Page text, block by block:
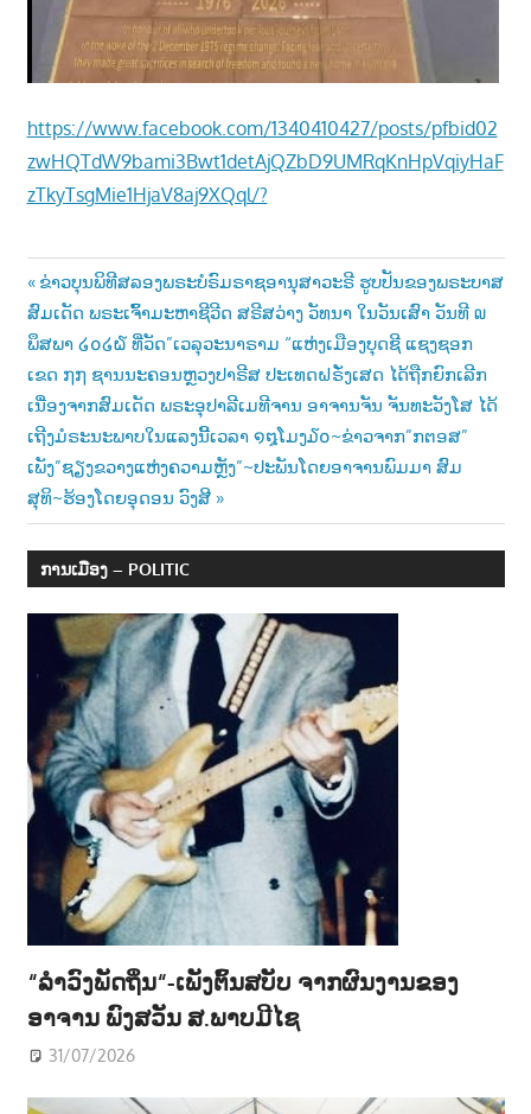
https://www.facebook.com/1340410427/posts/pfbid02
zwHQTdW9bami3Bwt1detAjQZbD9UMRqKnHpVqiyHaF
zTkyTsgMie1HjaV8aj9XQql/?
Post
navigation
Previous
Post:
ຂ່າວບຸນພິທີສລອງພຣະບໍຣົມຣາຊອານຸສາວະຣີ ຮູບປັນຂອງພຣະບາສ
ສົມເດັດ ພຣະເຈົ້າມະຫາຊີວີດ ສຣີສວ່າງ ວັທນາ ໃນວັນເສົາ ວັນທີ ໙
ພຶສພາ ໒໐໒໖ ທີ່ວັດ”ເວລຸວະນາຣາມ “ແຫ່ງເມືອງບຸດຊີ ແຊງຊອກ
ເຂດ ໗໗ ຊານນະຄອນຫຼວງປາຣີສ ປະເທດຝຣັ່ງເສດ ໄດ້ຖືກຍົກເລີກ
ເນື່ອງຈາກສົມເດັດ ພຣະອຸປາລີເມທີຈານ ອາຈານຈັນ ຈັນທະວັງໂສ ໄດ້
ເຖີງມໍຣະນະພາບໃນແລງນີ້ເວລາ ໑໘ໂມງ໓໐~ຂ່າວຈາກ”ກຕອສ”
Next
Post:
ເພັງ”ຊຽງຂວາງແຫ່ງຄວາມຫຼັງ”~ປະພັນໂດຍອາຈານພົມມາ ສົມ
ສຸທິ~ຮ້ອງໂດຍອຸດອນ ວົງສີ
ການເມືອງ – POLITIC
“ລຳວົງພັດຖິ່ນ“-ເພັງຕົ້ນສບັບ ຈາກຜົນງານຂອງ
ອາຈານ ພົງສວັນ ສ.ພາບມີໄຊ
31/07/2026